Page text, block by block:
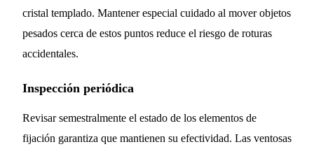
cristal templado. Mantener especial cuidado al mover objetos
pesados cerca de estos puntos reduce el riesgo de roturas
accidentales.
Inspección periódica
Revisar semestralmente el estado de los elementos de
fijación garantiza que mantienen su efectividad. Las ventosas